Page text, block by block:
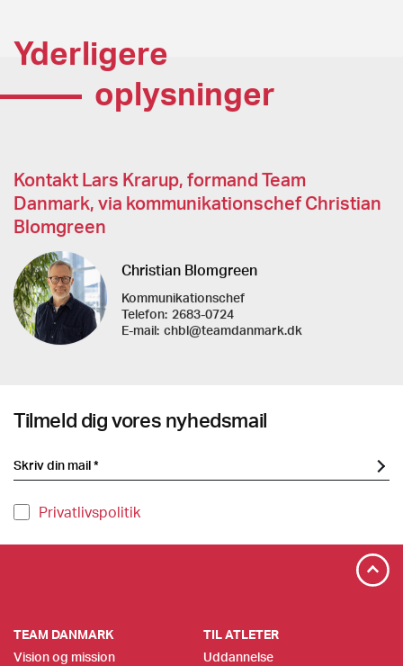
Yderligere
oplysninger
Kontakt Lars Krarup, formand Team
Danmark, via kommunikationschef Christian
Blomgreen
Christian Blomgreen
Kommunikationschef
Telefon: 2683-0724
E-mail: chbl@teamdanmark.dk
Tilmeld dig vores nyhedsmail
Privatlivspolitik
TEAM DANMARK
Vision og mission
TIL ATLETER
Uddannelse